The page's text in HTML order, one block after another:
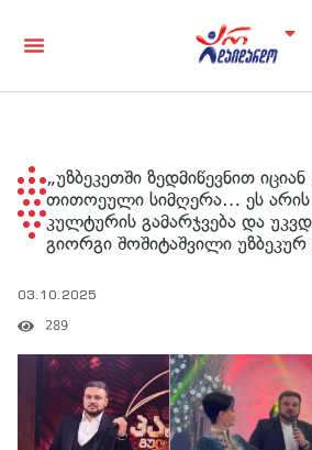
„უზბეკეთში ზედმიწევნით
თითოეული სიმღერა… ეს
კულტურის გამარჯვება და
გიორგი შოშიტაშვილი უზბეკურ
03.10.2025
289